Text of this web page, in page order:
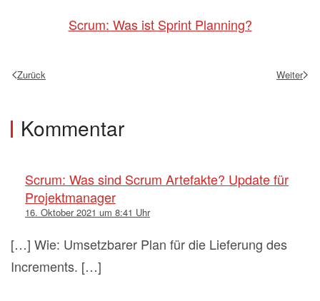
Scrum: Was ist Sprint Planning?
Zurück Weiter
Kommentar
Scrum: Was sind Scrum Artefakte? Update für
Projektmanager
16. Oktober 2021 um 8:41 Uhr
[…] Wie: Umsetzbarer Plan für die Lieferung des
Increments. […]